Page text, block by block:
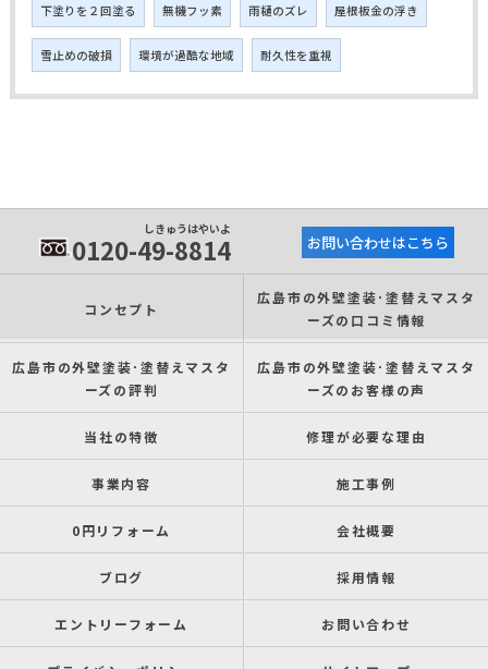
下塗りを２回塗る 無機フッ素 雨樋のズレ 屋根板金の浮き
雪止めの破損 環境が過酷な地域 耐久性を重視
しきゅうはやいよ
0120-49-8814 お問い合わせはこちら
コンセプト
広島市の外壁塗装･塗替えマスタ
ーズの口コミ情報
広島市の外壁塗装･塗替えマスタ
ーズの評判
広島市の外壁塗装･塗替えマスタ
ーズのお客様の声
当社の特徴 修理が必要な理由
事業内容 施工事例
0円リフォーム 会社概要
ブログ 採用情報
エントリーフォーム お問い合わせ